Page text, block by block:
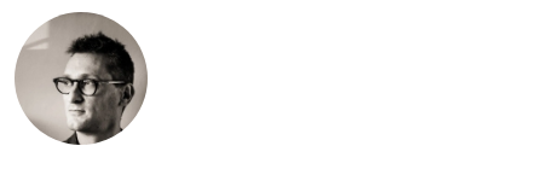
Licencia
Blog
Preguntas frecuentes